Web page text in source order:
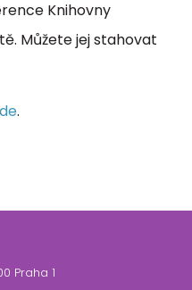
Knihovny
Můžete jej stahovat
.
Praha 1